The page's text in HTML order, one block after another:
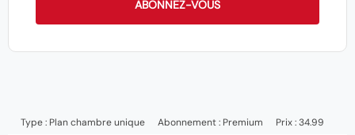
ABONNEZ-VOUS
Type : Plan chambre unique Abonnement : Premium Prix : 34.99